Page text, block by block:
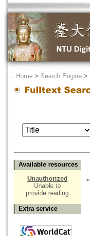
． Home > Search Engine >
Available resources
Unauthorized
Unable to
provide reading
Extra service